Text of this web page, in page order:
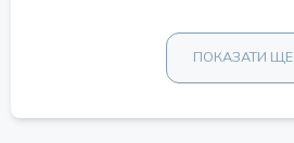
ПОКАЗАТИ ЩЕ